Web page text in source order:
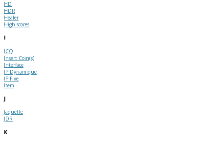
HD
HDR
Healer
High scores
I
ICQ
Insert Coin(s)
Interface
IP Dynamique
IP Fixe
Item
J
Jaquette
JDR
K